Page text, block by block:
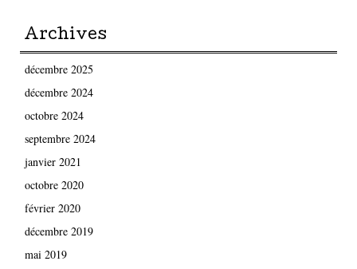
Archives
décembre 2025
décembre 2024
octobre 2024
septembre 2024
janvier 2021
octobre 2020
février 2020
décembre 2019
mai 2019